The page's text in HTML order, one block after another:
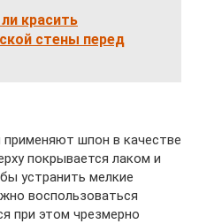
красить
стены перед
шпон в качестве
покрывается лаком и
устранить мелкие
воспользоваться
при этом чрезмерно